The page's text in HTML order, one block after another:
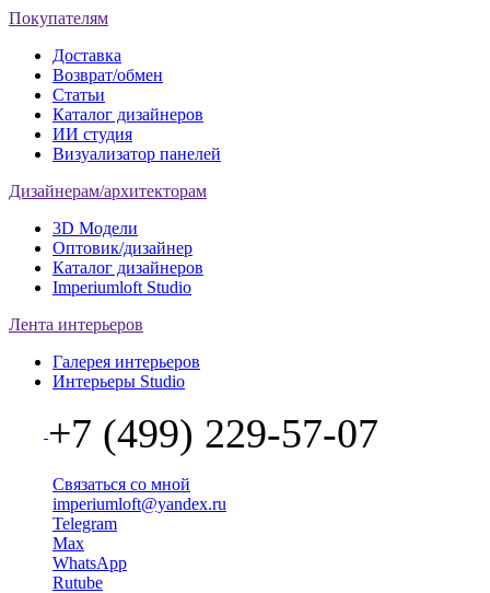
Покупателям
Доставка
Возврат/обмен
Статьи
Каталог дизайнеров
ИИ студия
Визуализатор панелей
Дизайнерам/архитекторам
3D Модели
Оптовик/дизайнер
Каталог дизайнеров
Imperiumloft Studio
Лента интерьеров
Галерея интерьеров
Интерьеры Studio
+7 (499) 229-57-07
Связаться со мной
imperiumloft@yandex.ru
Telegram
Max
WhatsApp
Rutube